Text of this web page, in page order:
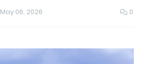
May 06, 2026 0